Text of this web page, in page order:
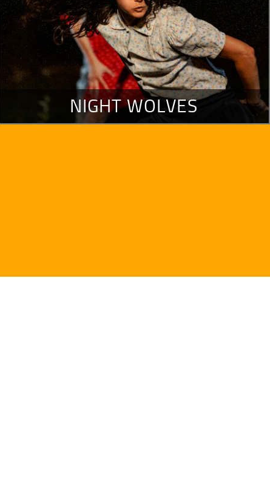
NIGHT WOLVES